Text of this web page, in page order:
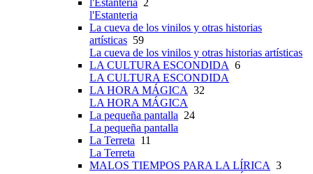
l'Estanteria 2
l'Estanteria
La cueva de los vinilos y otras historias
artísticas 59
La cueva de los vinilos y otras historias artísticas
LA CULTURA ESCONDIDA 6
LA CULTURA ESCONDIDA
LA HORA MÁGICA 32
LA HORA MÁGICA
La pequeña pantalla 24
La pequeña pantalla
La Terreta 11
La Terreta
MALOS TIEMPOS PARA LA LÍRICA 3